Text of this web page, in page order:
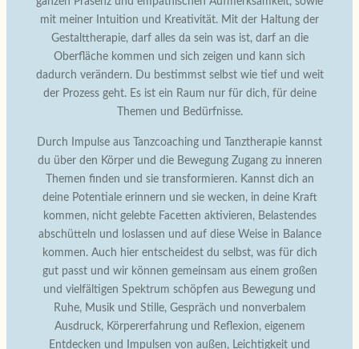
mit meiner Intuition und Kreativität. Mit der Haltung der
Gestalttherapie, darf alles da sein was ist, darf an die
Oberfläche kommen und sich zeigen und kann sich
dadurch verändern. Du bestimmst selbst wie tief und weit
der Prozess geht. Es ist ein Raum nur für dich, für deine
Themen und Bedürfnisse.
Durch Impulse aus Tanzcoaching und Tanztherapie kannst
du über den Körper und die Bewegung Zugang zu inneren
Themen finden und sie transformieren. Kannst dich an
deine Potentiale erinnern und sie wecken, in deine Kraft
kommen, nicht gelebte Facetten aktivieren, Belastendes
abschütteln und loslassen und auf diese Weise in Balance
kommen. Auch hier entscheidest du selbst, was für dich
gut passt und wir können gemeinsam aus einem großen
und vielfältigen Spektrum schöpfen aus Bewegung und
Ruhe, Musik und Stille, Gespräch und nonverbalem
Ausdruck, Körpererfahrung und Reflexion, eigenem
Entdecken und Impulsen von außen, Leichtigkeit und